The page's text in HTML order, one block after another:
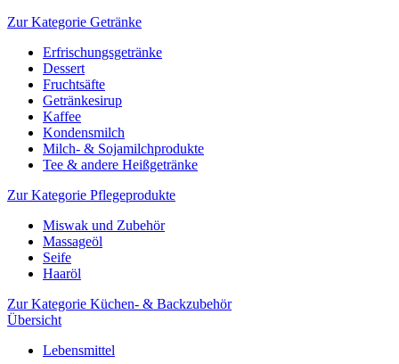
Zur Kategorie Getränke
Erfrischungsgetränke
Dessert
Fruchtsäfte
Getränkesirup
Kaffee
Kondensmilch
Milch- & Sojamilchprodukte
Tee & andere Heißgetränke
Zur Kategorie Pflegeprodukte
Miswak und Zubehör
Massageöl
Seife
Haaröl
Zur Kategorie Küchen- & Backzubehör
Übersicht
Lebensmittel